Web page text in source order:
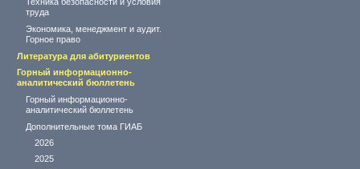
труда
Экономика, менеджмент и аудит.
Горное право
Литература для абитуриентов
Горный информационно-
аналитический бюллетень
Горный информационно-
аналитический бюллетень
Дополнительные тома ГИАБ
2026
2025